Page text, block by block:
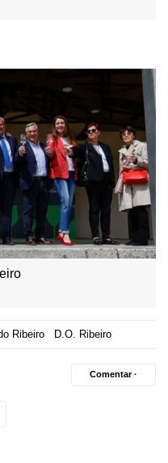
Ribeiro D.O. Ribeiro
Comentar ·